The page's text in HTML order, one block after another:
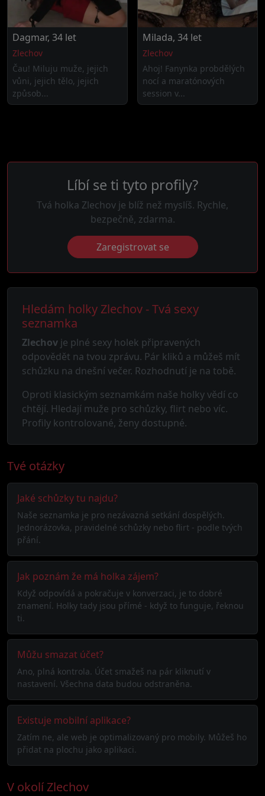
Dagmar, 34 let
Zlechov
Čau! Miluju muže, jejich
vůni, jejich tělo, jejich
způsob...
Milada, 34 let
Zlechov
Ahoj! Fanynka probdělých
nocí a maratónových
session v...
Líbí se ti tyto profily?
Tvá holka Zlechov je blíž než myslíš. Rychle,
bezpečně, zdarma.
Zaregistrovat se
Hledám holky Zlechov - Tvá sexy
seznamka
Zlechov je plné sexy holek připravených
odpovědět na tvou zprávu. Pár kliků a můžeš mít
schůzku na dnešní večer. Rozhodnutí je na tobě.
Oproti klasickým seznamkám naše holky vědí co
chtějí. Hledají muže pro schůzky, flirt nebo víc.
Profily kontrolované, ženy dostupné.
Tvé otázky
Jaké schůzky tu najdu?
Naše seznamka je pro nezávazná setkání dospělých.
Jednorázovka, pravidelné schůzky nebo flirt - podle tvých
přání.
Jak poznám že má holka zájem?
Když odpovídá a pokračuje v konverzaci, je to dobré
znamení. Holky tady jsou přímé - když to funguje, řeknou
ti.
Můžu smazat účet?
Ano, plná kontrola. Účet smažeš na pár kliknutí v
nastavení. Všechna data budou odstraněna.
Existuje mobilní aplikace?
Zatím ne, ale web je optimalizovaný pro mobily. Můžeš ho
přidat na plochu jako aplikaci.
V okolí Zlechov